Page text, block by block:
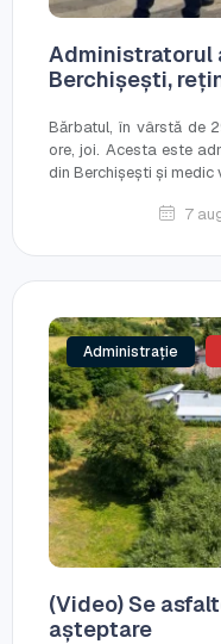
Administratorul
Berchișești,
Bărbatul, în vârstă de
ore, joi. Acesta este
din Berchișești și medic
7
Administrație
(Video) Se
așteptare